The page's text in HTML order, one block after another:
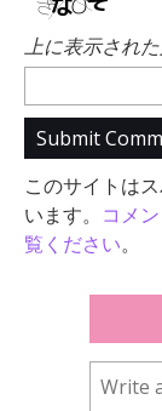
上に表示され
このサイトは
います。 コメ
覧ください。